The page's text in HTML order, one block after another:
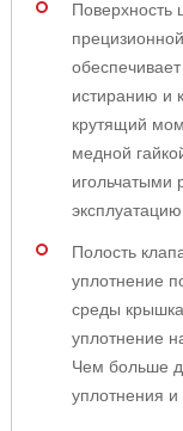
Поверхность
истиранию и
крутящий
медной
эксплуатацию.
Полость
уплотнение
среды
уплотнение
Чем больше
уплотнения и